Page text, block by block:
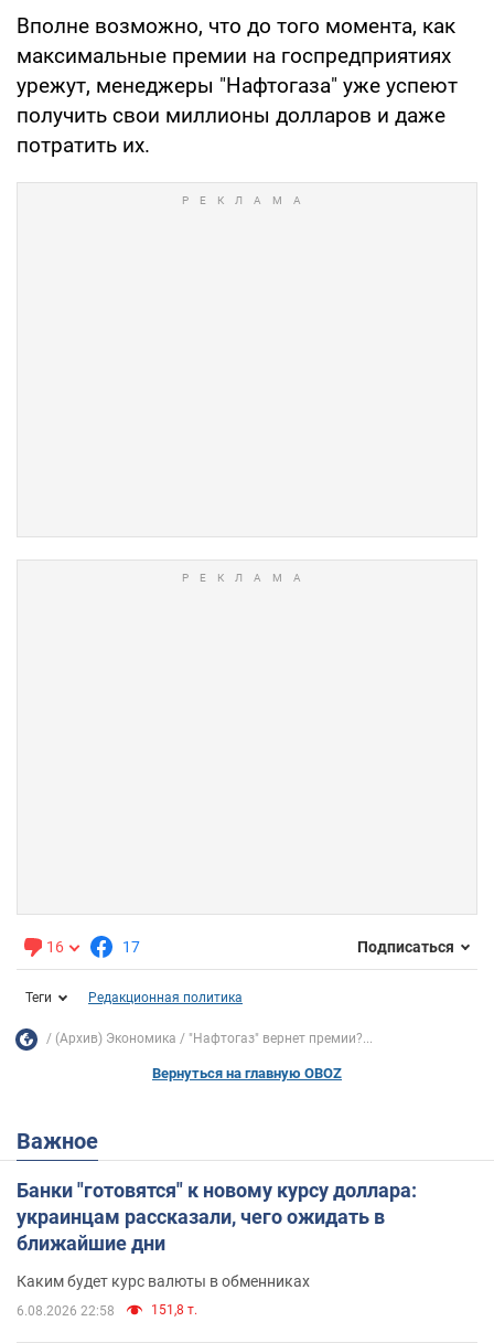
Вполне возможно, что до того момента, как
максимальные премии на госпредприятиях
урежут, менеджеры "Нафтогаза" уже успеют
получить свои миллионы долларов и даже
потратить их.
16 17 Подписаться
Теги Редакционная политика
(Архив) Экономика "Нафтогаз" вернет премии?...
Вернуться на главную OBOZ
Важное
Банки "готовятся" к новому курсу доллара:
украинцам рассказали, чего ожидать в
ближайшие дни
Каким будет курс валюты в обменниках
6.08.2026 22:58 151,8 т.